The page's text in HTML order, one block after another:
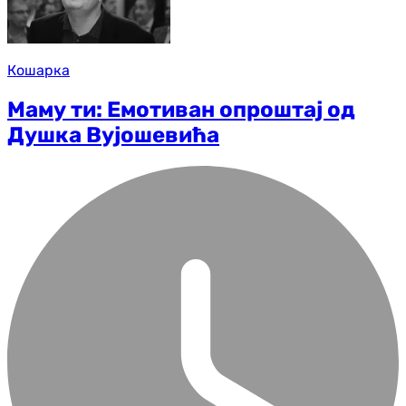
Кошарка
Маму ти: Емотиван опроштај од
Душка Вујошевића